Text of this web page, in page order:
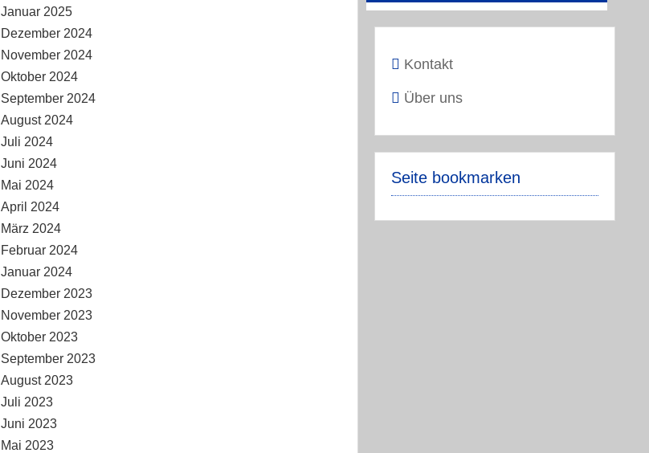
Kontakt
Über uns
Seite bookmarken
Januar 2025
Dezember 2024
November 2024
Oktober 2024
September 2024
August 2024
Juli 2024
Juni 2024
Mai 2024
April 2024
März 2024
Februar 2024
Januar 2024
Dezember 2023
November 2023
Oktober 2023
September 2023
August 2023
Juli 2023
Juni 2023
Mai 2023